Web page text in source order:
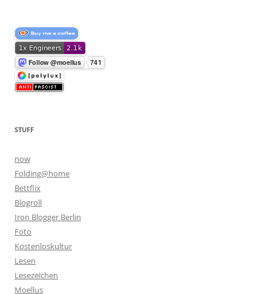
STUFF
now
Folding@home
Bettflix
Blogroll
Iron Blogger Berlin
Foto
Kostenloskultur
Lesen
Lesezeichen
Moellus